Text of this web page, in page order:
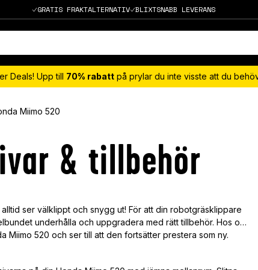
GRATIS FRAKTALTERNATIV BLIXTSNABB LEVERANS
Deals! Upp till 70% rabatt på prylar du inte visste att du
Miimo 520
& tillbehör
ser välklippt och snygg ut! För att din robotgräsklippare
underhålla och uppgradera med rätt tillbehör. Hos oss
Miimo 520 och ser till att den fortsätter prestera som ny.